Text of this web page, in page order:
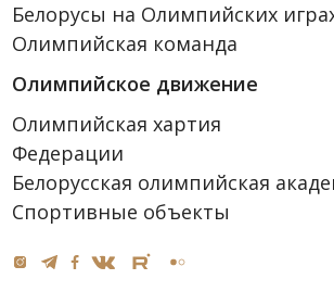
Белорусы на Олимпийских
Олимпийская команда
Олимпийское движение
Олимпийская хартия
Федерации
Белорусская олимпийская
Спортивные объекты